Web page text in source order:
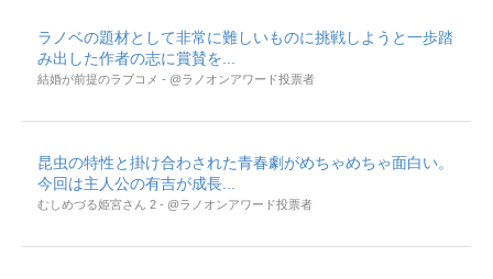
ラノベの題材として非常に難しいものに挑戦しようと一歩踏
み出した作者の志に賞賛を...
結婚が前提のラブコメ - @ラノオンアワード投票者
昆虫の特性と掛け合わされた青春劇がめちゃめちゃ面白い。
今回は主人公の有吉が成長...
むしめづる姫宮さん 2 - @ラノオンアワード投票者